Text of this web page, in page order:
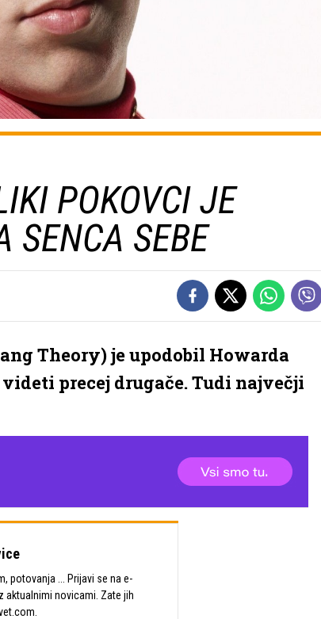
POKOVCI JE
SENCA SEBE
Theory) je upodobil Howarda
precej drugače. Tudi največji
potovanja ... Prijavi se na e-
aktualnimi novicami. Zate jih